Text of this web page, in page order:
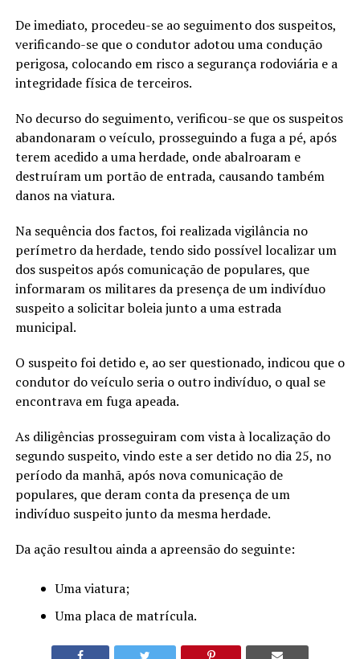
De imediato, procedeu-se ao seguimento dos suspeitos,
verificando-se que o condutor adotou uma condução
perigosa, colocando em risco a segurança rodoviária e a
integridade física de terceiros.
No decurso do seguimento, verificou-se que os suspeitos
abandonaram o veículo, prosseguindo a fuga a pé, após
terem acedido a uma herdade, onde abalroaram e
destruíram um portão de entrada, causando também
danos na viatura.
Na sequência dos factos, foi realizada vigilância no
perímetro da herdade, tendo sido possível localizar um
dos suspeitos após comunicação de populares, que
informaram os militares da presença de um indivíduo
suspeito a solicitar boleia junto a uma estrada
municipal.
O suspeito foi detido e, ao ser questionado, indicou que o
condutor do veículo seria o outro indivíduo, o qual se
encontrava em fuga apeada.
As diligências prosseguiram com vista à localização do
segundo suspeito, vindo este a ser detido no dia 25, no
período da manhã, após nova comunicação de
populares, que deram conta da presença de um
indivíduo suspeito junto da mesma herdade.
Da ação resultou ainda a apreensão do seguinte:
Uma viatura;
Uma placa de matrícula.